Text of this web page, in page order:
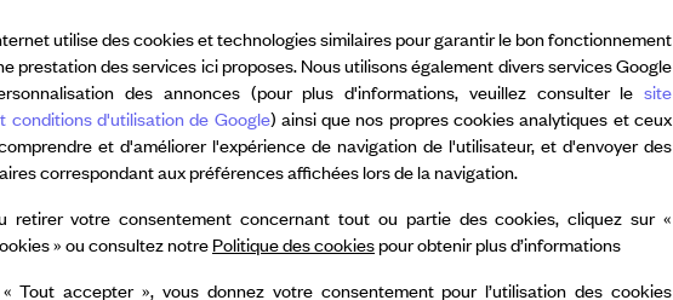
Reflections by
Arpelsapporte son
Ballet and
utilise des cookies et technologies similaires pour garantir le bon fonctionnement
prestation des services ici proposes. Nous utilisons également divers services Google
des annonces (pour plus d'informations, veuillez consulter le site
conditions d'utilisation de Google) ainsi que nos propres cookies analytiques et ceux
et d'améliorer l'expérience de navigation de l'utilisateur, et d'envoyer des
correspondant aux préférences affichées lors de la navigation.
retirer votre consentement concernant tout ou partie des cookies, cliquez sur «
» ou consultez notre Politique des cookiespour obtenir plus d’informations
Tout accepter », vous donnez votre consentement pour l’utilisation des cookies